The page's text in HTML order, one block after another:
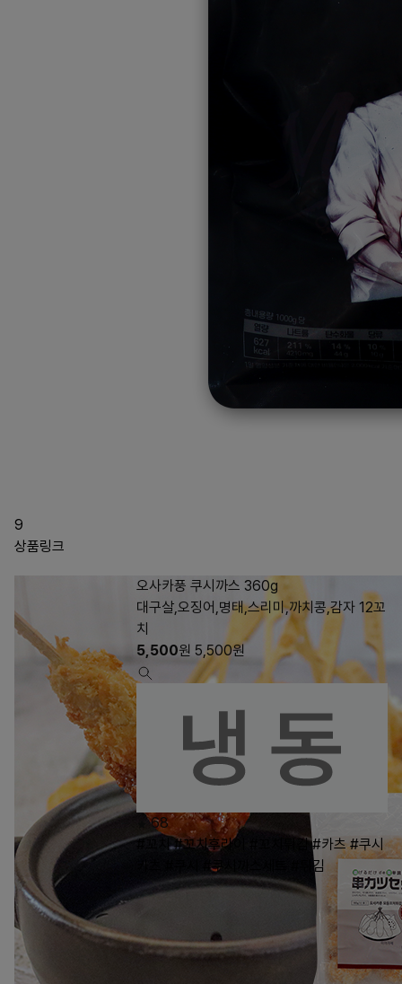
9
상품링크
오사카풍 쿠시까스 360g
대구살,오징어,명태,스리미,까치콩,감자 12꼬
치
5,500원 5,500원
68
#꼬치 #꼬치후라이 #꼬치튀김 #카츠 #쿠시
#쿠시까스세트 #튀김